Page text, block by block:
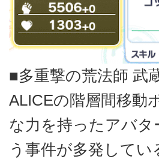
■多重撃の荒法師 武
ALICEの階層間移動
な力を持ったアバ
う事件が多発してい